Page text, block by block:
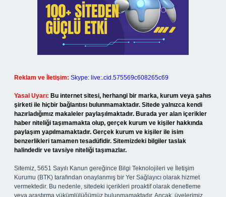
Reklam ve İletişim: Skype: live:.cid.575569c608265c69
Yasal Uyarı: Bu internet sitesi, herhangi bir marka, kurum veya şahıs
şirketi ile hiçbir bağlantısı bulunmamaktadır. Sitede yalnızca kendi
hazırladığımız makaleler paylaşılmaktadır. Burada yer alan içerikler
haber niteliği taşımamakta olup, gerçek kurum ve kişiler hakkında
paylaşım yapılmamaktadır. Gerçek kurum ve kişiler ile isim
benzerlikleri tamamen tesadüfidir. Sitemizdeki bilgiler taslak
halindedir ve tavsiye niteliği taşımazlar.
Sitemiz, 5651 Sayılı Kanun gereğince Bilgi Teknolojileri ve İletişim
Kurumu (BTK) tarafından onaylanmış bir Yer Sağlayıcı olarak hizmet
vermektedir. Bu nedenle, sitedeki içerikleri proaktif olarak denetleme
veya araştırma yükümlülüğümüz bulunmamaktadır. Ancak, üyelerimiz